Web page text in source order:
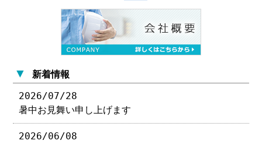
▼ 新着情報
2026/07/28
暑中お見舞い申し上げます
2026/06/08